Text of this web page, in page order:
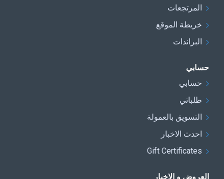
المرتجعات
خريطة الموقع
البراندات
حسابي
حسابي
طلباتي
التسويق بالعمولة
احدث الاخبار
Gift Certificates
العروض و الاخبار